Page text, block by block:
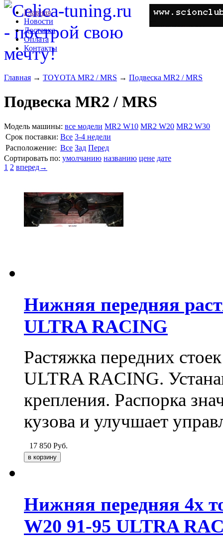
Главная
Новости
Доставка
Оплата
Контакты
Главная → TOYOTA MR2 / MRS → Подвеска MR2 / MRS
Подвеска MR2 / MRS
Модель машины: все модели MR2 W10 MR2 W20 MR2 W30
Cрок поставки: Все 3-4 недели
Расположение: Все Зад Перед
Сортировать по: умолчанию названию цене дате
1 2 вперед→
Нижняя передняя
ULTRA RACING
Растяжка передних
ULTRA RACING.
крепления. Распорка
кузова и улучшает
17 850 Руб.
Нижняя передняя 4х
W20 91-95 ULTRA